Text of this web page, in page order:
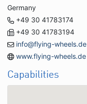
Germany
+49 30 41783174
+49 30 41783194
info@flying-wheels.de
www.flying-wheels.de
Capabilities